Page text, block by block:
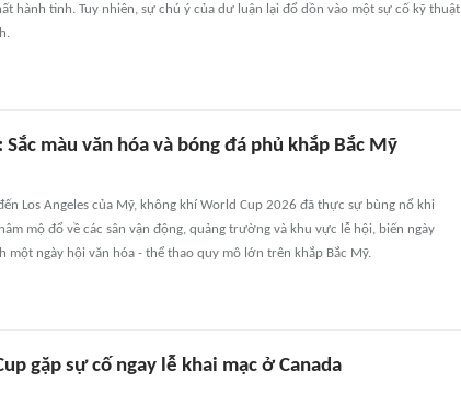
hành tinh. Tuy nhiên, sự chú ý của dư luận lại đổ dồn vào một sự cố kỹ thuật
màu văn hóa và bóng đá phủ khắp Bắc Mỹ
Los Angeles của Mỹ, không khí World Cup 2026 đã thực sự bùng nổ khi
mộ đổ về các sân vận động, quảng trường và khu vực lễ hội, biến ngày
một ngày hội văn hóa - thể thao quy mô lớn trên khắp Bắc Mỹ.
gặp sự cố ngay lễ khai mạc ở Canada